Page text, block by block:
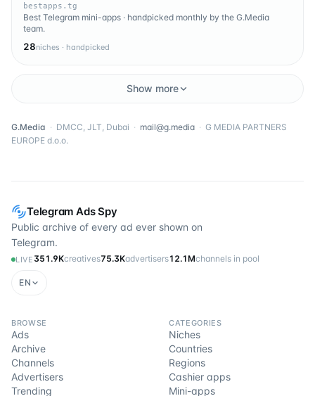
Telegram Ads Spy
Public archive of every ad ever shown on
Telegram.
LIVE 351.9Kcreatives75.3Kadvertisers12.1Mchannels in pool
EN
BROWSE
Ads
Archive
Channels
Advertisers
Trending
CATEGORIES
Niches
Countries
Regions
Cashier apps
Mini-apps
bestapps.tg
Best Telegram mini-apps · handpicked monthly by the G.Media
team.
28niches · handpicked
Show more
G.Media · DMCC, JLT, Dubai · mail@g.media · G MEDIA PARTNERS
EUROPE d.o.o.